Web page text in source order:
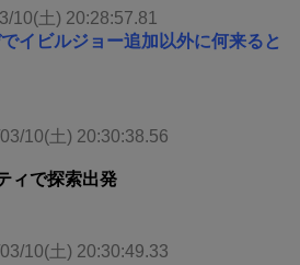
10(土) 20:28:57.81
イビルジョー追加以外に何来ると
10(土) 20:30:38.56
ィで探索出発
10(土) 20:30:49.33